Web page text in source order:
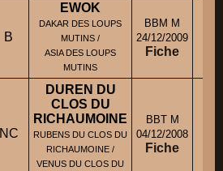
B
EWOK
DAKAR DES LOUPS
MUTINS /
ASIA DES LOUPS
MUTINS
BBM M
24/12/2009
Fiche
NC
DUREN DU
CLOS DU
RICHAUMOINE
RUBENS DU CLOS DU
RICHAUMOINE /
VENUS DU CLOS DU
BBT M
04/12/2008
Fiche